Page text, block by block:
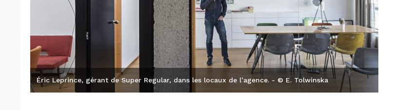
Éric Leprince, gérant de Super Regular, dans les locaux de l’agence. - © E. Tolwinska